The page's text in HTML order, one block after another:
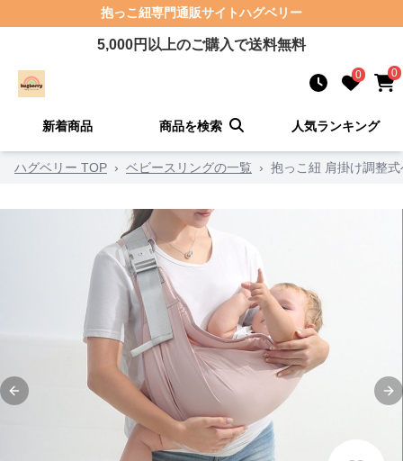
抱っこ紐専門通販サイトハグベリー
5,000円以上のご購入で送料無料
0 0
新着商品 商品を検索 人気ランキング
ハグベリー TOP › ベビースリングの一覧 › 抱っこ紐 肩掛け調整
Previous slide